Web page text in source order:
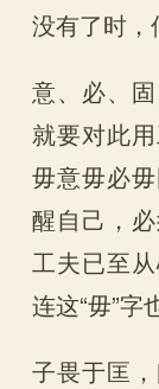
没有了时，
意、必、
就要对此
毋意毋必
醒自己，
工夫已至
连这“毋”字
子畏于匡